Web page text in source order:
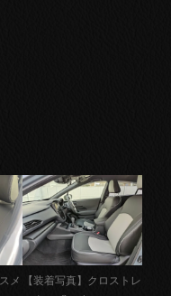
メ
【装着写真】クロストレ